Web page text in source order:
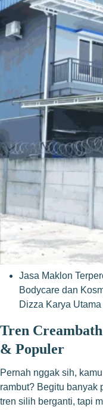
Jasa Maklon
Bodycare dan
Dizza Karya Utama
Tren
& Populer
Pernah nggak sih,
rambut? Begitu banyak
tren silih berganti, tapi